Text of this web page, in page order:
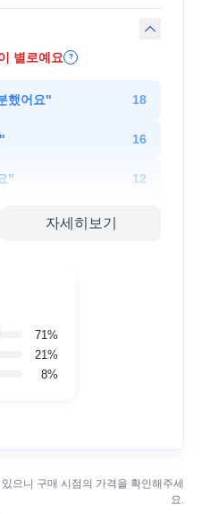
별로예요 ?
했어요" 18
" 16
" 12
자세히보기
71%
21%
8%
으니 구매 시점의 가격을 확인해주세
요.